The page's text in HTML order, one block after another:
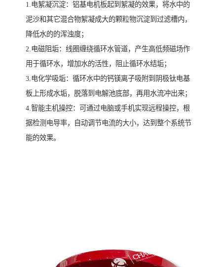
1.电絮凝沉淀：铝基电机板起到絮凝的效果，将水中的
泥沙和其它混合物絮凝成大的颗粒物沉淀到过滤槽内，
降低水的的浑浊度；
2.电磁阻垢：线圈缠绕循环水管道，产生高低频磁场作
用于循环水，增加水的活性，阻止循环水结垢；
3.电化学吸垢：循环水中的钙镁离子吸附到阴极钛电基
板上形成水垢，脱落到电解池底部，再用水流冲出来；
4.智能主机操控：可通过电脑或手机实现远程操控，根
据检测电导率，自动调节电流的大小，达到整个系统节
能的效果。